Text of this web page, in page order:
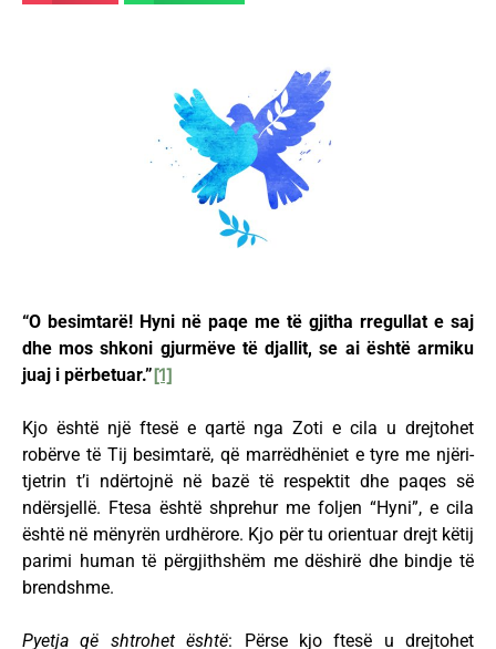
“O besimtarë! Hyni në paqe me të gjitha rregullat e saj
dhe mos shkoni gjurmëve të djallit, se ai është armiku
juaj i përbetuar.”[1]
Kjo është një ftesë e qartë nga Zoti e cila u drejtohet
robërve të Tij besimtarë, që marrëdhëniet e tyre me njëri-
tjetrin t’i ndërtojnë në bazë të respektit dhe paqes së
ndërsjellë. Ftesa është shprehur me foljen “Hyni”, e cila
është në mënyrën urdhërore. Kjo për tu orientuar drejt këtij
parimi human të përgjithshëm me dëshirë dhe bindje të
brendshme.
Pyetja që shtrohet është: Përse kjo ftesë u drejtohet